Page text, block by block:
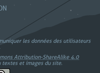
les données des utilisateurs
Attribution-ShareAlike 4.0
et images du site.